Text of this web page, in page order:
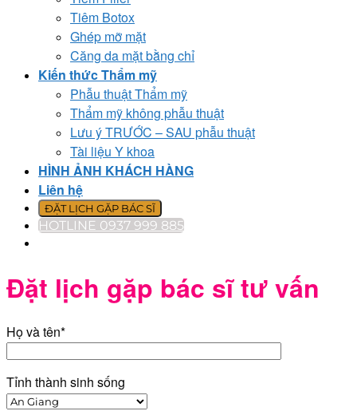
Tiêm Botox
Ghép mỡ mặt
Căng da mặt bằng chỉ
Kiến thức Thẩm mỹ
Phẫu thuật Thẩm mỹ
Thẩm mỹ không phẫu thuật
Lưu ý TRƯỚC – SAU phẫu thuật
Tài liệu Y khoa
HÌNH ẢNH KHÁCH HÀNG
Liên hệ
ĐẶT LỊCH GẶP BÁC SĨ
HOTLINE 0937 999 885
Đặt lịch gặp bác sĩ tư vấn
Họ và tên*
Tỉnh thành sinh sống